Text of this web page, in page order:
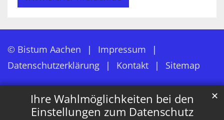
Ihre Wahlmöglichkeiten bei den
Einstellungen zum Datenschutz
✕
© Bistum Aachen
Impressum
Datenschutzerklärung
Kontakt Sitemap